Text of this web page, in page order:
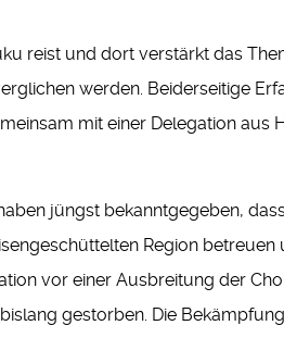
reist und dort verstärkt das
werden. Beiderseitige
mit einer Delegation aus
jüngst bekanntgegeben,
Region
vor einer Ausbreitung der
gestorben. Die